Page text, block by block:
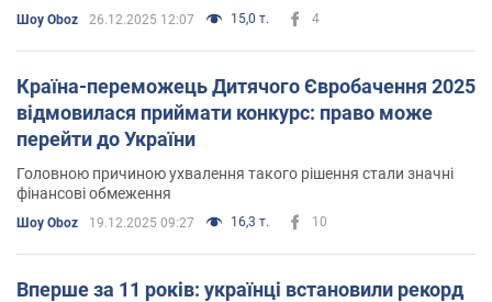
Шоу Oboz 26.12.2025 12:07 15,0 т. 4
Країна-переможець Дитячого Євробачення 2025
відмовилася приймати конкурс: право може
перейти до України
Головною причиною ухвалення такого рішення стали значні
фінансові обмеження
Шоу Oboz 19.12.2025 09:27 16,3 т. 10
Вперше за 11 років: українці встановили рекорд